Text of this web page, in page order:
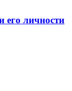
его личности